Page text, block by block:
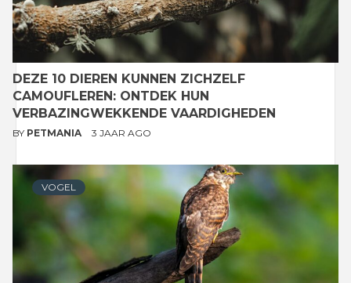
DEZE 10 DIEREN KUNNEN ZICHZELF
CAMOUFLEREN: ONTDEK HUN
VERBAZINGWEKKENDE VAARDIGHEDEN
BY PETMANIA 3 JAAR AGO
VOGEL